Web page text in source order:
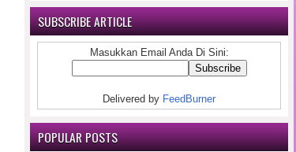
SUBSCRIBE ARTICLE
Masukkan Email Anda Di Sini:
Delivered by FeedBurner
POPULAR POSTS